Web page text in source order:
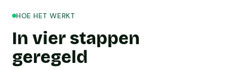
HOE HET WERKT
In vier stappen
geregeld